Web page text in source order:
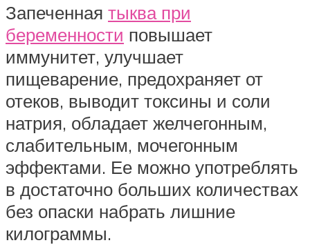
Запеченная тыква при
беременности повышает
иммунитет, улучшает
пищеварение, предохраняет от
отеков, выводит токсины и соли
натрия, обладает желчегонным,
слабительным, мочегонным
эффектами. Ее можно употреблять
в достаточно больших количествах
без опаски набрать лишние
килограммы.